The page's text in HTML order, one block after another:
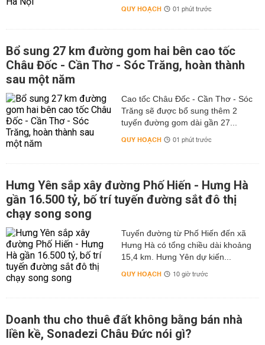
QUY HOẠCH 01 phút trước
Bổ sung 27 km đường gom hai bên cao tốc
Châu Đốc - Cần Thơ - Sóc Trăng, hoàn thành
sau một năm
Cao tốc Châu Đốc - Cần Thơ - Sóc
Trăng sẽ được bổ sung thêm 2
tuyến đường gom dài gần 27...
QUY HOẠCH 01 phút trước
Hưng Yên sắp xây đường Phố Hiến - Hưng Hà
gần 16.500 tỷ, bố trí tuyến đường sắt đô thị
chạy song song
Tuyến đường từ Phố Hiến đến xã
Hưng Hà có tổng chiều dài khoảng
15,4 km. Hưng Yên dự kiến...
QUY HOẠCH 10 giờ trước
Doanh thu cho thuê đất không bằng bán nhà
liền kề, Sonadezi Châu Đức nói gì?